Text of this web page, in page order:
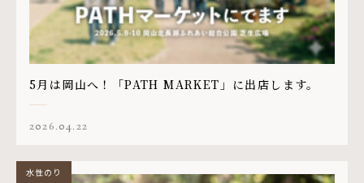
5月は岡山へ！「PATH MARKET」に出店します。
2026.04.22
水性のり